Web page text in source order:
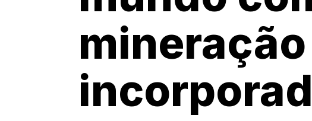
mineração